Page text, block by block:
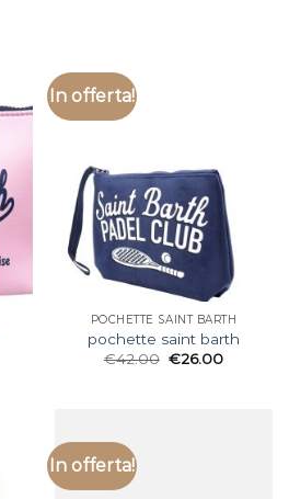
In offerta!
POCHETTE SAINT BARTH
pochette saint barth
€42.00 €26.00
In offerta!